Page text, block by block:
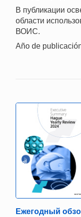
В публикации
области
ВОИС.
Año de
Ежегодный